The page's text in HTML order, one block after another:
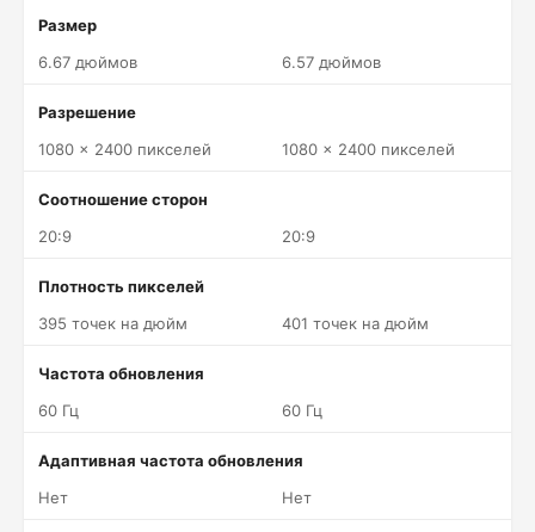
Размер
6.67 дюймов
6.57 дюймов
Разрешение
1080 x 2400 пикселей
1080 x 2400 пикселей
Соотношение сторон
20:9
20:9
Плотность пикселей
395 точек на дюйм
401 точек на дюйм
Частота обновления
60 Гц
60 Гц
Адаптивная частота обновления
Нет
Нет